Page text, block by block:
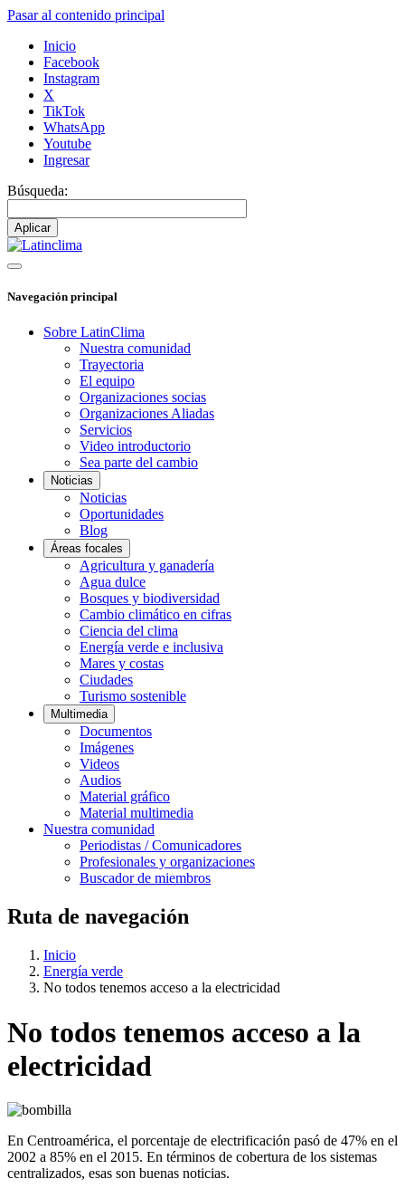
Pasar al contenido principal
Inicio
Facebook
Instagram
X
TikTok
WhatsApp
Youtube
Ingresar
Búsqueda:
Navegación principal
Sobre LatinClima
Nuestra comunidad
Trayectoria
El equipo
Organizaciones socias
Organizaciones Aliadas
Servicios
Video introductorio
Sea parte del cambio
Noticias
Noticias
Oportunidades
Blog
Áreas focales
Agricultura y ganadería
Agua dulce
Bosques y biodiversidad
Cambio climático en cifras
Ciencia del clima
Energía verde e inclusiva
Mares y costas
Ciudades
Turismo sostenible
Multimedia
Documentos
Imágenes
Videos
Audios
Material gráfico
Material multimedia
Nuestra comunidad
Periodistas / Comunicadores
Profesionales y organizaciones
Buscador de miembros
Ruta de navegación
Inicio
Energía verde
No todos tenemos acceso a la electricidad
No todos tenemos acceso a la
electricidad
En Centroamérica, el porcentaje de electrificación pasó de 47% en el
2002 a 85% en el 2015. En términos de cobertura de los sistemas
centralizados, esas son buenas noticias.